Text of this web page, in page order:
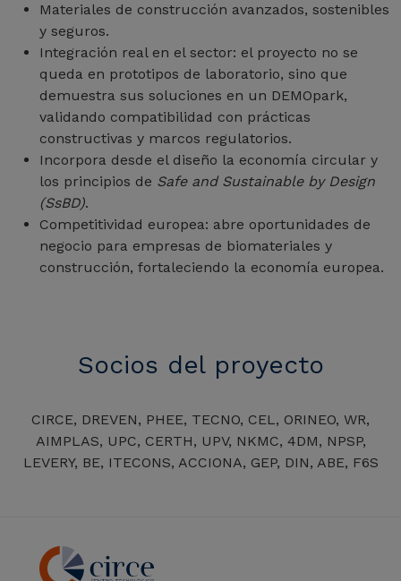
Materiales de construcción avanzados, sostenibles
y seguros.
Integración real en el sector: el proyecto no se
queda en prototipos de laboratorio, sino que
demuestra sus soluciones en un DEMOpark,
validando compatibilidad con prácticas
constructivas y marcos regulatorios.
Incorpora desde el diseño la economía circular y
los principios de Safe and Sustainable by Design
(SsBD).
Competitividad europea: abre oportunidades de
negocio para empresas de biomateriales y
construcción, fortaleciendo la economía europea.
Socios del proyecto
CIRCE, DREVEN, PHEE, TECNO, CEL, ORINEO, WR,
AIMPLAS, UPC, CERTH, UPV, NKMC, 4DM, NPSP,
LEVERY, BE, ITECONS, ACCIONA, GEP, DIN, ABE, F6S